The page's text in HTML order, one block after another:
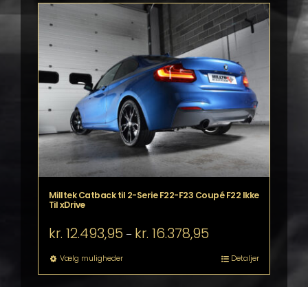
Milltek Catback til 2-Serie F22-F23 Coupé F22 Ikke
Til xDrive
kr. 12.493,95 – kr. 16.378,95Prisinterval:
Vælg mulighederDette
vare
Detaljer